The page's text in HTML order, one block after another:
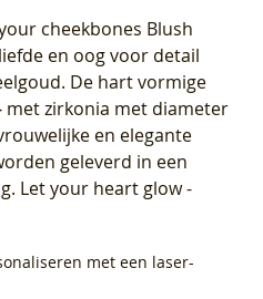
cheekbones Blush
en oog voor detail
De hart vormige
met zirkonia met diameter
en elegante
geleverd in een
Let your heart glow -
met een laser-